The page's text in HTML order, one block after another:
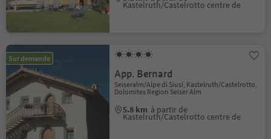
Kastelruth/Castelrotto centre de
Sur demande
App. Bernard
Seiseralm/Alpe di Siusi, Kastelruth/Castelrotto,
Dolomites Region Seiser Alm
5.8 km à partir de
Kastelruth/Castelrotto centre de